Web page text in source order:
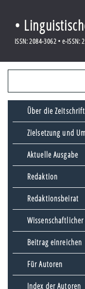
•
ISSN: 2084-3062 • e-
Über die Zeitschrift
Zielsetzung und
Aktuelle Ausgabe
Redaktion
Redaktionsbeirat
Beitrag einreichen
Für Autoren
Index der Autoren